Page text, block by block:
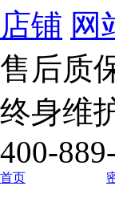
店铺 网
售后质
终身维
400-
首页